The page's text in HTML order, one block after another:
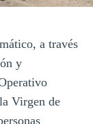
a través
y
Virgen de